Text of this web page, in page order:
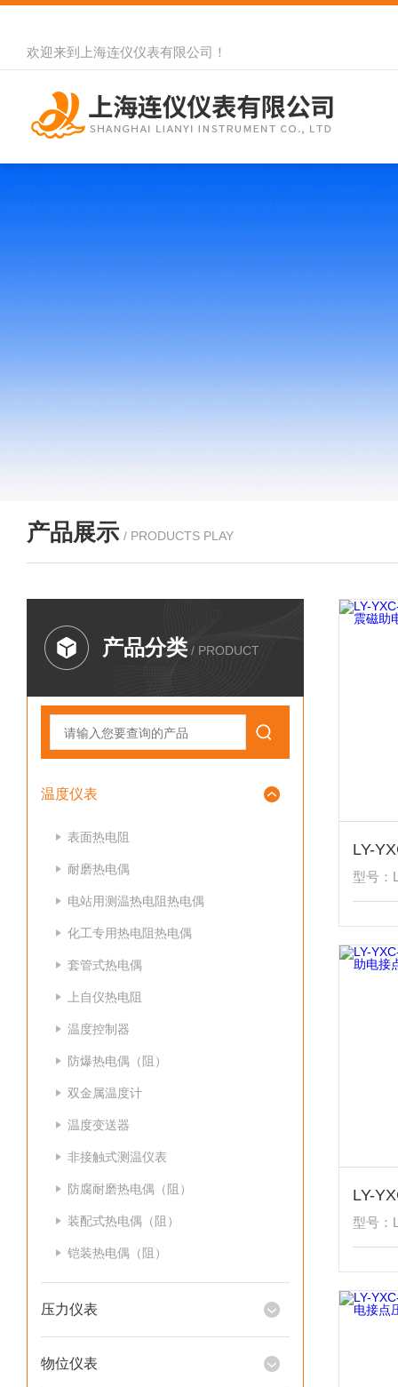
欢迎来到 上海连仪仪表有限公司 ！
产品展示 / PRODUCTS PLAY
产品分类 / PRODUCT
温度仪表
表面热电阻
耐磨热电偶
电站用测温热电阻热电偶
化工专用热电阻热电偶
套管式热电偶
上自仪热电阻
温度控制器
防爆热电偶（阻）
双金属温度计
温度变送器
非接触式测温仪表
防腐耐磨热电偶（阻）
装配式热电偶（阻）
铠装热电偶（阻）
压力仪表
物位仪表
型号：
型号：